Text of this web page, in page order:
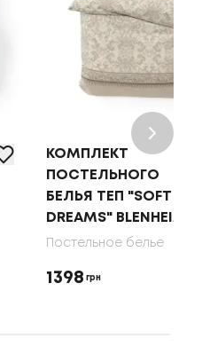
КОМПЛЕКТ
ПОСТЕЛЬНОГО
БЕЛЬЯ ТЕП "SOFT
DREAMS" BLENHEIM
Постельное белье
1398 грн